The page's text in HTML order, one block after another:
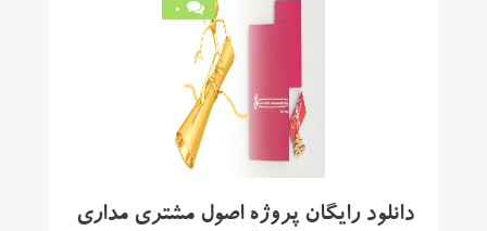
0
دانلود رایگان پروژه اصول مشتری مداری